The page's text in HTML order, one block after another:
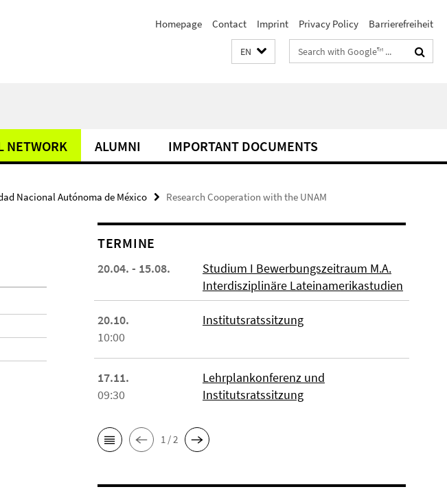
Homepage Contact Imprint Privacy Policy Barrierefreiheit
EN
Search
terms
NETWORK ALUMNI IMPORTANT DOCUMENTS
Nacional Autónoma de México Research Cooperation with the UNAM
TERMINE
20.04. - 15.08.
Studium I Bewerbungszeitraum M.A.
Interdisziplinäre Lateinamerikastudien
20.10.
10:00
Institutsratssitzung
17.11.
09:30
Lehrplankonferenz und
Institutsratssitzung
1 / 2